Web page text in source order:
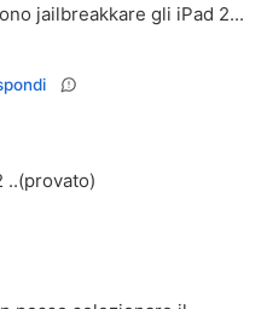
jailbreakkare gli iPad 2...
..(provato)